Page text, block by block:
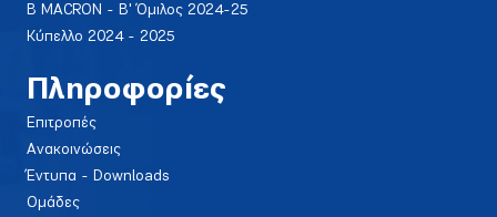
Β MACRON - Β' Όμιλος 2024-25
Κύπελλο 2024 - 2025
Πληροφορίες
Επιτροπές
Ανακοινώσεις
Έντυπα - Downloads
Ομάδες